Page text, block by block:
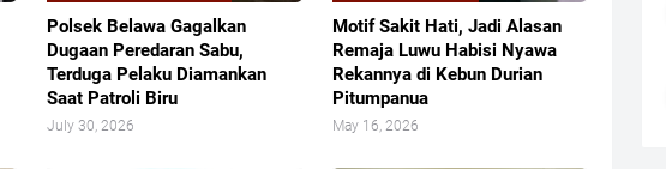
Polsek Belawa Gagalkan
Dugaan Peredaran Sabu,
Terduga Pelaku Diamankan
Saat Patroli Biru
July 30, 2026
Motif Sakit Hati, Jadi Alasan
Remaja Luwu Habisi Nyawa
Rekannya di Kebun Durian
Pitumpanua
May 16, 2026